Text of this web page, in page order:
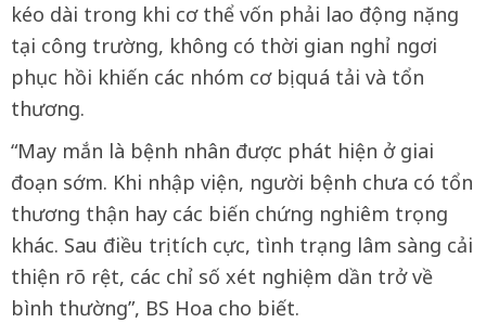
kéo dài trong khi cơ thể vốn phải lao động nặng
tại công trường, không có thời gian nghỉ ngơi
phục hồi khiến các nhóm cơ bị quá tải và tổn
thương.
“May mắn là bệnh nhân được phát hiện ở giai
đoạn sớm. Khi nhập viện, người bệnh chưa có tổn
thương thận hay các biến chứng nghiêm trọng
khác. Sau điều trị tích cực, tình trạng lâm sàng cải
thiện rõ rệt, các chỉ số xét nghiệm dần trở về
bình thường”, BS Hoa cho biết.